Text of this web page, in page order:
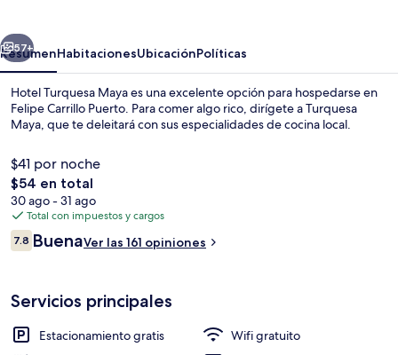
Áreas de la propiedad
Siguiente
57+
ResumenHabitacionesUbicaciónPolíticas
Hotel Turquesa Maya es una excelente opción para hospedarse en
Felipe Carrillo Puerto. Para comer algo rico, dirígete a Turquesa
Maya, que te deleitará con sus especialidades de cocina local.
$41 por noche
El
precio
total
es
de
$54 en total
30 ago - 31 ago
Total con impuestos y cargos
Opiniones
7.87.8 de 10,
BuenaVer las 161 opiniones
Servicios principales
Estacionamiento gratis
Wifi gratuito